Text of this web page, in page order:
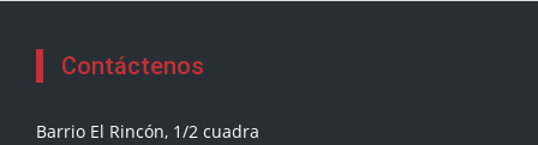
Contáctenos
Barrio El Rincón, 1/2 cuadra